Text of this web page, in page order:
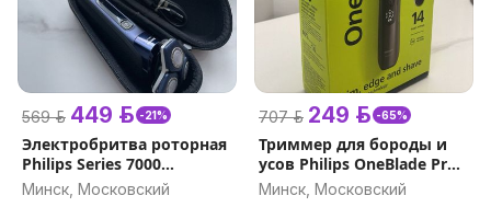
569 р. 449 р. -21%
Электробритва роторная
Philips Series 7000
S7885/50
Минск, Московский
707 р. 249 р. -65%
Триммер для бороды и
усов Philips OneBlade Pro
QP6551/15
Минск, Московский